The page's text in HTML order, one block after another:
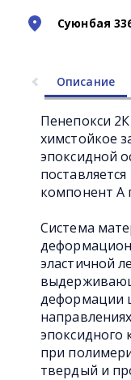
Суюнбая
Описание
Пенепокси
химстойкое
эпоксидной
компонент А
Система
эластичной
деформации
эпоксидного
при
твердый и